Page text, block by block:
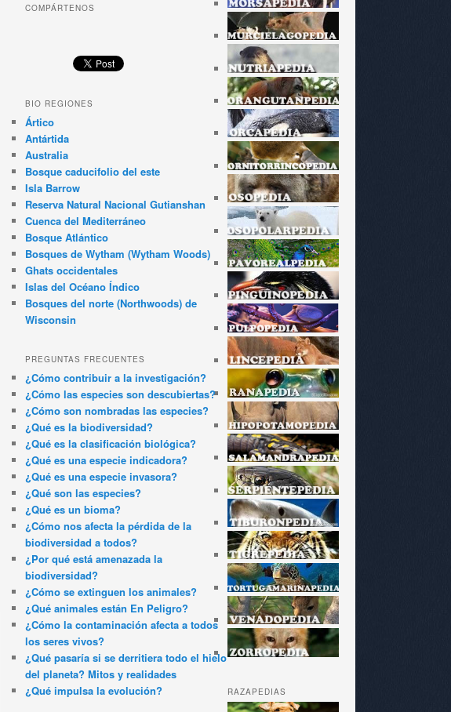
RAZAPEDIAS
COMPÁRTENOS
BIO REGIONES
Ártico
Antártida
Australia
Bosque caducifolio del este
Isla Barrow
Reserva Natural Nacional Gutianshan
Cuenca del Mediterráneo
Bosque Atlántico
Bosques de Wytham (Wytham Woods)
Ghats occidentales
Islas del Océano Índico
Bosques del norte (Northwoods) de
Wisconsin
PREGUNTAS FRECUENTES
¿Cómo contribuir a la investigación?
¿Cómo las especies son descubiertas?
¿Cómo son nombradas las especies?
¿Qué es la biodiversidad?
¿Qué es la clasificación biológica?
¿Qué es una especie indicadora?
¿Qué es una especie invasora?
¿Qué son las especies?
¿Qué es un bioma?
¿Cómo nos afecta la pérdida de la
biodiversidad a todos?
¿Por qué está amenazada la
biodiversidad?
¿Cómo se extinguen los animales?
¿Qué animales están En Peligro?
¿Cómo la contaminación afecta a todos
los seres vivos?
¿Qué pasaría si se derritiera todo el hielo
del planeta? Mitos y realidades
¿Qué impulsa la evolución?